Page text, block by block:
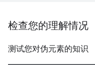
检查您的理解情况
测试您对伪元素的知识